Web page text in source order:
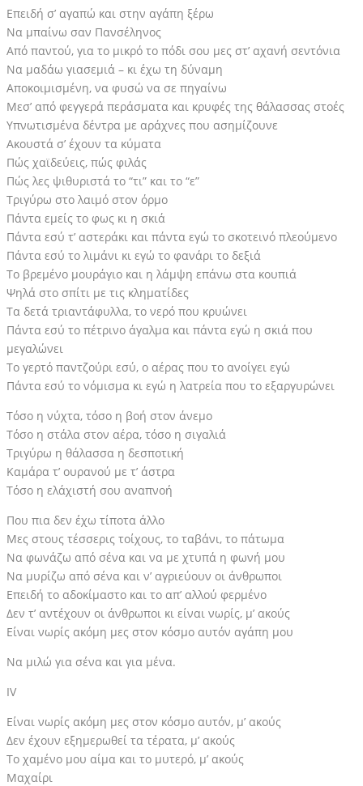
Επειδή σ’ αγαπώ και στην αγάπη ξέρω
Να μπαίνω σαν Πανσέληνος
Από παντού, για το μικρό το πόδι σου μες στ’ αχανή σεντόνια
Να μαδάω γιασεμιά – κι έχω τη δύναμη
Αποκοιμισμένη, να φυσώ να σε πηγαίνω
Μεσ’ από φεγγερά περάσματα και κρυφές της θάλασσας στοές
Υπνωτισμένα δέντρα με αράχνες που ασημίζουνε
Ακουστά σ’ έχουν τα κύματα
Πώς χαϊδεύεις, πώς φιλάς
Πώς λες ψιθυριστά το “τι” και το “ε”
Τριγύρω στο λαιμό στον όρμο
Πάντα εμείς το φως κι η σκιά
Πάντα εσύ τ’ αστεράκι και πάντα εγώ το σκοτεινό πλεούμενο
Πάντα εσύ το λιμάνι κι εγώ το φανάρι το δεξιά
Το βρεμένο μουράγιο και η λάμψη επάνω στα κουπιά
Ψηλά στο σπίτι με τις κληματίδες
Τα δετά τριαντάφυλλα, το νερό που κρυώνει
Πάντα εσύ το πέτρινο άγαλμα και πάντα εγώ η σκιά που
μεγαλώνει
Το γερτό παντζούρι εσύ, ο αέρας που το ανοίγει εγώ
Πάντα εσύ το νόμισμα κι εγώ η λατρεία που το εξαργυρώνει
Τόσο η νύχτα, τόσο η βοή στον άνεμο
Τόσο η στάλα στον αέρα, τόσο η σιγαλιά
Τριγύρω η θάλασσα η δεσποτική
Καμάρα τ’ ουρανού με τ’ άστρα
Τόσο η ελάχιστή σου αναπνοή
Που πια δεν έχω τίποτα άλλο
Μες στους τέσσερις τοίχους, το ταβάνι, το πάτωμα
Να φωνάζω από σένα και να με χτυπά η φωνή μου
Να μυρίζω από σένα και ν’ αγριεύουν οι άνθρωποι
Επειδή το αδοκίμαστο και το απ’ αλλού φερμένο
Δεν τ’ αντέχουν οι άνθρωποι κι είναι νωρίς, μ’ ακούς
Είναι νωρίς ακόμη μες στον κόσμο αυτόν αγάπη μου
Να μιλώ για σένα και για μένα.
IV
Είναι νωρίς ακόμη μες στον κόσμο αυτόν, μ’ ακούς
Δεν έχουν εξημερωθεί τα τέρατα, μ’ ακούς
Το χαμένο μου αίμα και το μυτερό, μ’ ακούς
Μαχαίρι